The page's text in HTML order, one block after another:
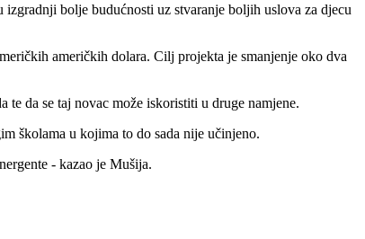
bolje budućnosti uz stvaranje boljih uslova za djecu
američkih dolara. Cilj projekta je smanjenje oko dva
da se taj novac može iskoristiti u druge namjene.
školama u kojima to do sada nije učinjeno.
- kazao je Mušija.